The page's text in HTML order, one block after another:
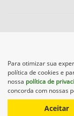
No trânsito,
vidas.
Para otimizar sua
política de cookies e
nossa política de
concorda com nossas
Aceitar